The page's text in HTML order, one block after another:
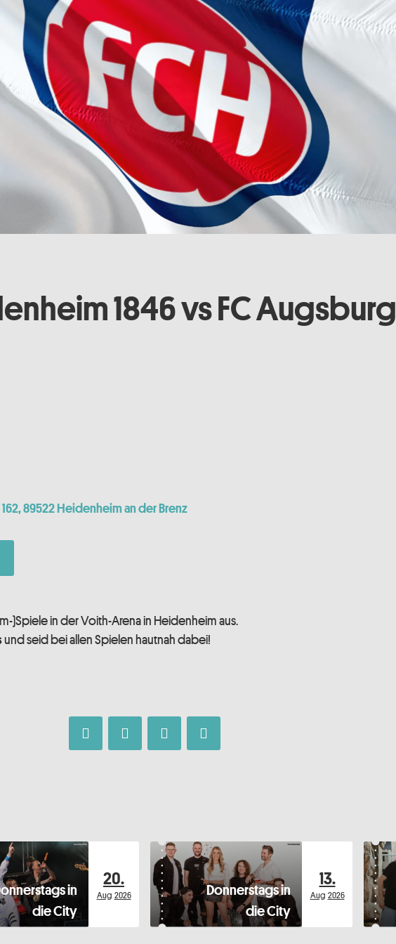
1846 vs FC Augsburg
89522 Heidenheim an der Brenz
)Spiele in der Voith-Arena in Heidenheim aus.
und seid bei allen Spielen hautnah dabei!
in
die City
20.
Aug 2026
Donnerstags in
die City
13.
Aug 2026